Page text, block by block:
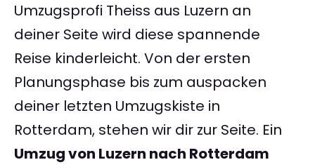
Umzugsprofi Theiss aus Luzern an
deiner Seite wird diese spannende
Reise kinderleicht. Von der ersten
Planungsphase bis zum auspacken
deiner letzten Umzugskiste in
Rotterdam, stehen wir dir zur Seite. Ein
Umzug von Luzern nach Rotterdam